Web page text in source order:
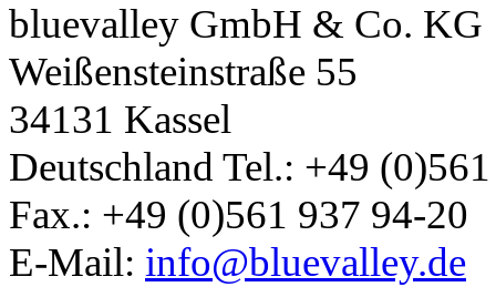
bluevalley GmbH & Co. KG
Weißensteinstraße 55
34131 Kassel
Deutschland Tel.: +49
Fax.: +49 (0)561 937 94-20
E-Mail: info@bluevalley.de